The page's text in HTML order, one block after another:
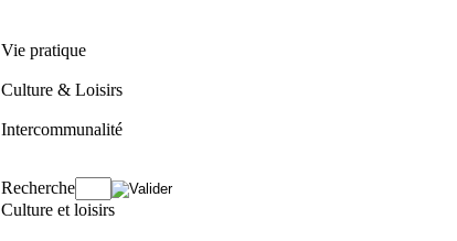
Vie pratique
Culture & Loisirs
Intercommunalité
Recherche
Culture et loisirs